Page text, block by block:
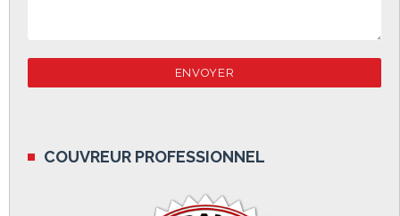
COUVREUR PROFESSIONNEL